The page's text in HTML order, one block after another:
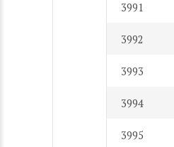
3991
3992
3993
3994
3995